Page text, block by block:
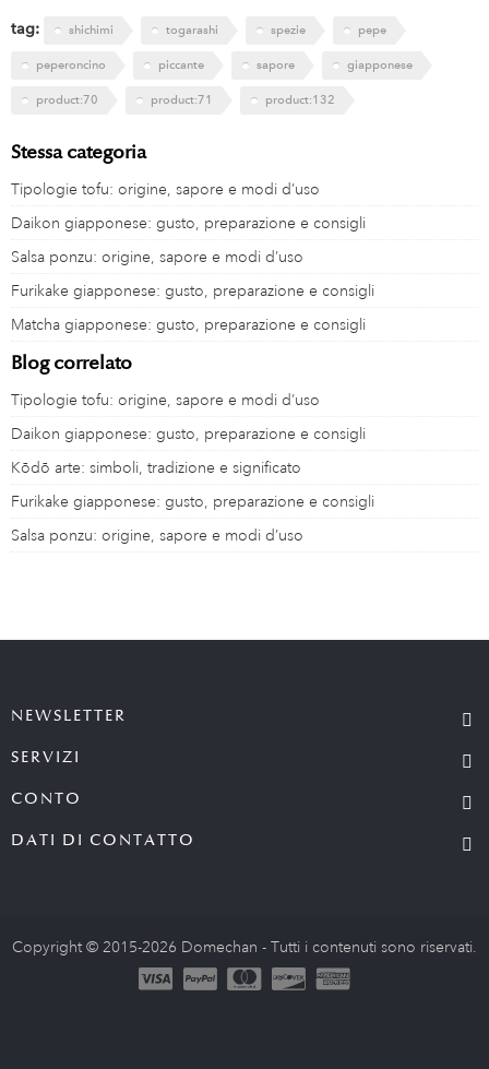
tag: shichimi togarashi spezie pepe
peperoncino piccante sapore giapponese
product:70 product:71 product:132
Stessa categoria
Tipologie tofu: origine, sapore e modi d’uso
Daikon giapponese: gusto, preparazione e consigli
Salsa ponzu: origine, sapore e modi d’uso
Furikake giapponese: gusto, preparazione e consigli
Matcha giapponese: gusto, preparazione e consigli
Blog correlato
Tipologie tofu: origine, sapore e modi d’uso
Daikon giapponese: gusto, preparazione e consigli
Kōdō arte: simboli, tradizione e significato
Furikake giapponese: gusto, preparazione e consigli
Salsa ponzu: origine, sapore e modi d’uso
NEWSLETTER
SERVIZI
CONTO
DATI DI CONTATTO
Copyright © 2015-2026 Domechan - Tutti i contenuti sono riservati.